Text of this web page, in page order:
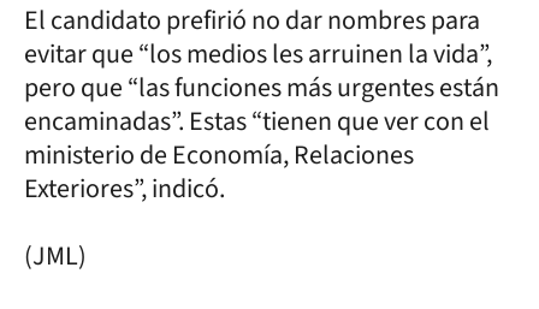
El candidato prefirió no dar nombres para
evitar que “los medios les arruinen la vida”,
pero que “las funciones más urgentes están
encaminadas”. Estas “tienen que ver con el
ministerio de Economía, Relaciones
Exteriores”, indicó.
(JML)